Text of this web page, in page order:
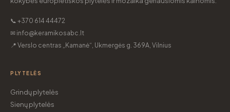
📞 +370 614 44472
✉ info@keramikosabc.lt
📍 Verslo centras „Kamanė“, Ukmergės g. 369A, Vilnius
PLYTELĖS
Grindų plytelės
Sienų plytelės